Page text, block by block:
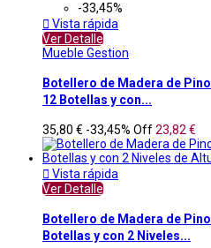
-33,45%
 Vista rápida
Ver Detalle
Mueble Gestion
Botellero de Madera de
12 Botellas y con...
35,80 € -33,45% Off23,82 €
 Vista rápida
Ver Detalle
Botellero de Madera de
Botellas y con 2 Niveles...